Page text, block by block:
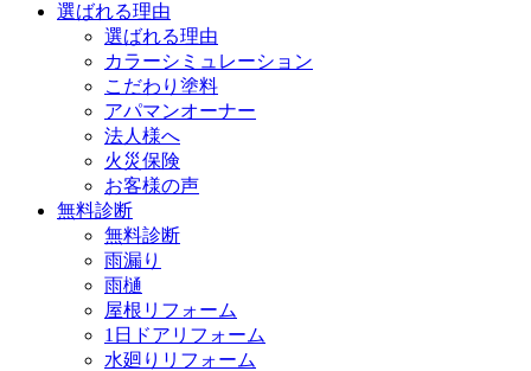
選ばれる理由
選ばれる理由
カラーシミュレーション
こだわり塗料
アパマンオーナー
法人様へ
火災保険
お客様の声
無料診断
無料診断
雨漏り
雨樋
屋根リフォーム
1日ドアリフォーム
水廻りリフォーム